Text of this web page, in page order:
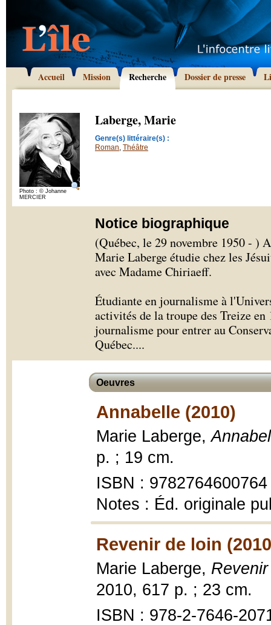
Accueil Mission Recherche Dossier de presse
Photo : © Johanne
MERCIER
Laberge, Marie
Genre(s) littéraire(s) :
Roman, Théâtre
Notice biographique
(Québec, le 29 novembre 1950 - )
Marie Laberge étudie chez les
avec Madame Chiriaeff.
Étudiante en journalisme à
activités de la troupe des Treize en
journalisme pour entrer au
Québec....
Oeuvres
Annabelle (2010)
Marie Laberge,
p. ; 19 cm.
ISBN :
Notes : Éd. originale
Revenir de loin
Marie Laberge,
2010, 617 p. ; 23 cm.
ISBN : 978-2-7646-